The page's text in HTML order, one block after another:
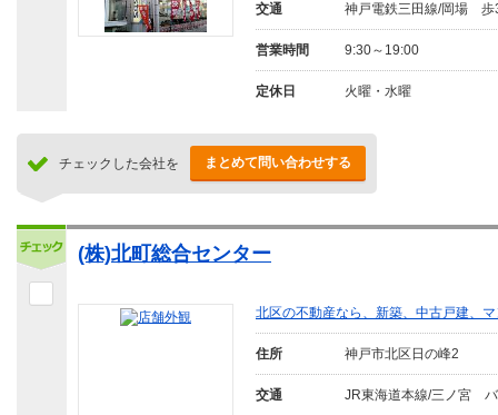
交通 神戸電鉄三田線/岡場 歩
営業時間 9:30～19:00
定休日 火曜・水曜
チェックした会社を まとめて問い合わせする
(株)北町総合センター
北区の不動産なら、新築、中古戸建、
住所 神戸市北区日の峰2
交通 JR東海道本線/三ノ宮